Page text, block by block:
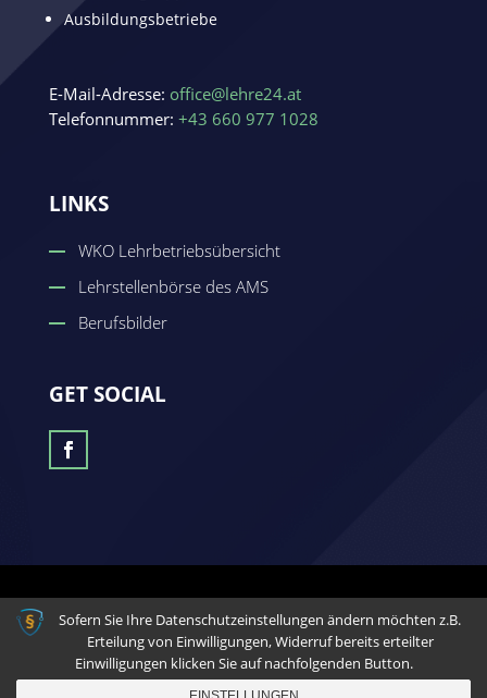
Ausbildungsbetriebe
E-Mail-Adresse: office@lehre24.at
Telefonnummer: +43 660 977 1028
LINKS
WKO Lehrbetriebsübersicht
Lehrstellenbörse des AMS
Berufsbilder
GET SOCIAL
© 2026 - Eine Seite der Zeynep Güven Medienagentur
Sofern Sie Ihre Datenschutzeinstellungen ändern möchten z.B.
Erteilung von Einwilligungen, Widerruf bereits erteilter
Einwilligungen klicken Sie auf nachfolgenden Button.